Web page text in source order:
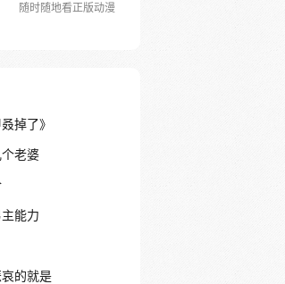
随时随地看正版动漫
掉了》
老婆
能力
的就是